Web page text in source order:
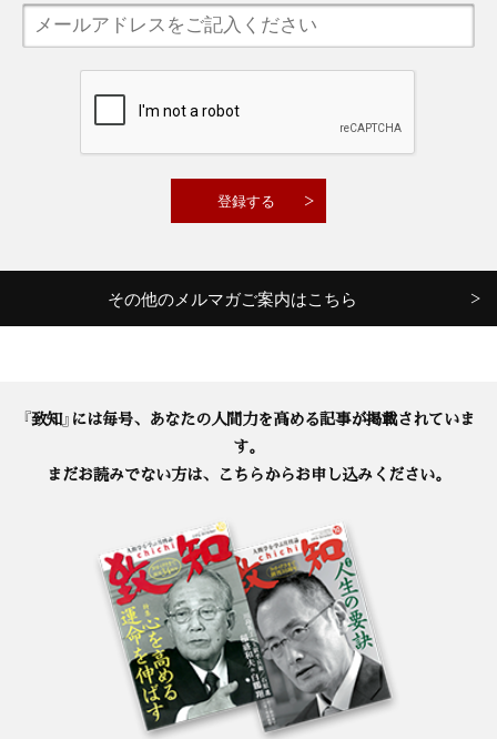
その他のメルマガご案内はこちら
『致知』には毎号、あなたの人間力を高める記事が掲載されていま
す。
まだお読みでない方は、こちらからお申し込みください。